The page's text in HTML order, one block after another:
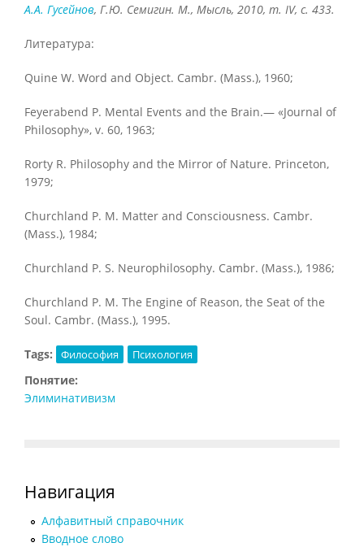
А.А. Гусейнов, Г.Ю. Семигин. М., Мысль, 2010, т. IV, с. 433.
Литература:
Quine W. Word and Object. Cambr. (Mass.), 1960;
Feyerabend P. Mental Events and the Brain.— «Journal of
Philosophy», v. 60, 1963;
Rorty R. Philosophy and the Mirror of Nature. Princeton,
1979;
Churchland P. M. Matter and Consciousness. Cambr.
(Mass.), 1984;
Churchland P. S. Neurophilosophy. Cambr. (Mass.), 1986;
Churchland P. M. The Engine of Reason, the Seat of the
Soul. Cambr. (Mass.), 1995.
Tags: Философия Психология
Понятие:
Элиминативизм
Навигация
Алфавитный справочник
Вводное слово